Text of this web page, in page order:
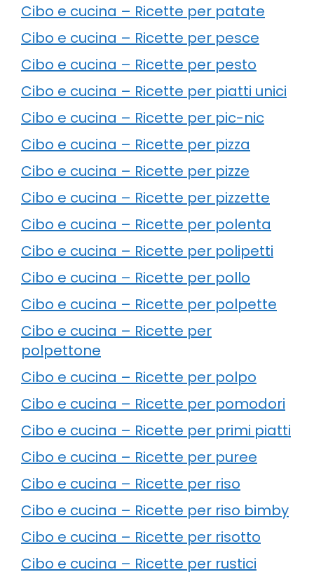
Cibo e cucina – Ricette per patate
Cibo e cucina – Ricette per pesce
Cibo e cucina – Ricette per pesto
Cibo e cucina – Ricette per piatti unici
Cibo e cucina – Ricette per pic-nic
Cibo e cucina – Ricette per pizza
Cibo e cucina – Ricette per pizze
Cibo e cucina – Ricette per pizzette
Cibo e cucina – Ricette per polenta
Cibo e cucina – Ricette per polipetti
Cibo e cucina – Ricette per pollo
Cibo e cucina – Ricette per polpette
Cibo e cucina – Ricette per
polpettone
Cibo e cucina – Ricette per polpo
Cibo e cucina – Ricette per pomodori
Cibo e cucina – Ricette per primi piatti
Cibo e cucina – Ricette per puree
Cibo e cucina – Ricette per riso
Cibo e cucina – Ricette per riso bimby
Cibo e cucina – Ricette per risotto
Cibo e cucina – Ricette per rustici